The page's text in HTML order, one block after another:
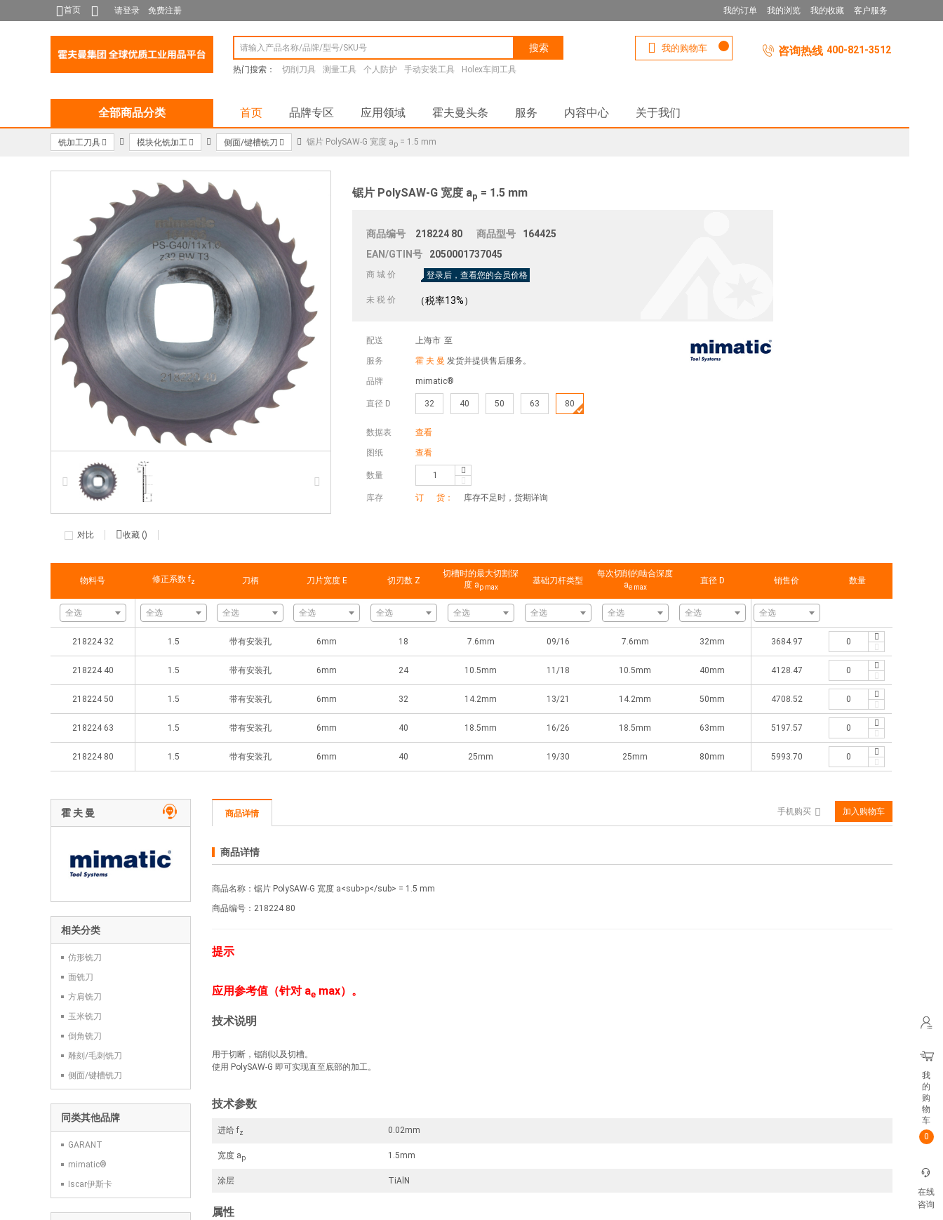
首页 请登录 免费注册 我的订单 我的浏览 我的收藏 客户服务
搜索
热门搜索： 切削刀具 测量工具 个人防护 手动安装工具 Holex车间工具
咨询热线 400-821-3512
我的购物车
全部商品分类 首页 品牌专区 应用领域 霍夫曼头条 服务 内容中心 关于我们
铣加工刀具 模块化铣加工 侧面/键槽铣刀 锯片 PolySAW-G 宽度 ap = 1.5 mm
对比 收藏 ()
锯片 PolySAW-G 宽度 ap = 1.5 mm
商品编号 218224 80 商品型号
164425
EAN/GTIN号
2050001737045
商 城 价 登录后，查看您的会员价格
未 税 价 （税率13%）
配送 上海市 至
服务 霍 夫 曼 发货并提供售后服务。
品牌 mimatic®
直径 D 32 40 50 63 80
数据表 查看
图纸 查看
数量
库存 订 货： 库存不足时，货期详询
物料号
全选
218224 32
218224 40
218224 50
218224 63
218224 80
修正系数 fz 刀柄 刀片宽度 E 切刃数 Z
切槽时的最大切割深
度 ap max
基础刀杆类型
每次切削的啮合深度
ae max
直径 D
全选 全选 全选 全选 全选 全选 全选 全选
1.5 带有安装孔 6mm 18 7.6mm 09/16 7.6mm 32mm
1.5 带有安装孔 6mm 24 10.5mm 11/18 10.5mm 40mm
1.5 带有安装孔 6mm 32 14.2mm 13/21 14.2mm 50mm
1.5 带有安装孔 6mm 40 18.5mm 16/26 18.5mm 63mm
1.5 带有安装孔 6mm 40 25mm 19/30 25mm 80mm
销售价 数量
全选
3684.97
4128.47
4708.52
5197.57
5993.70
霍 夫 曼
相关分类
仿形铣刀
面铣刀
方肩铣刀
玉米铣刀
倒角铣刀
雕刻/毛刺铣刀
侧面/键槽铣刀
同类其他品牌
GARANT
mimatic®
Iscar伊斯卡
商品详情 手机购买 加入购物车
商品详情
商品名称：锯片 PolySAW-G 宽度 a<sub>p</sub> = 1.5 mm
商品编号：218224 80
提示
应用参考值（针对 ae max）。
技术说明
用于切断，锯削以及切槽。
使用 PolySAW-G 即可实现直至底部的加工。
技术参数
进给 fz 0.02mm
宽度 ap 1.5mm
涂层 TiAlN
属性
我
的
购
物
车
0
在线
咨询